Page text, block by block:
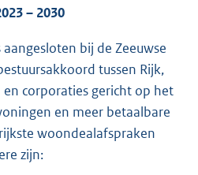
– 2030
bij de Zeeuwse
tussen Rijk,
corporaties gericht op het
en meer betaalbare
woondealafspraken
zijn: